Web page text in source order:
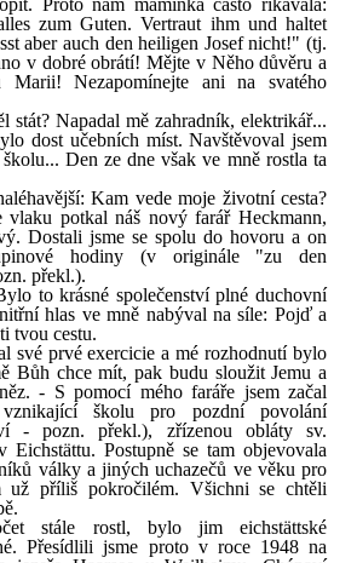
Proto nám maminka často říkávala:
zum Guten. Vertraut ihm und haltet
aber auch den heiligen Josef nicht!" (tj.
v dobré obrátí! Mějte v Něho důvěru a
Marii! Nezapomínejte ani na svatého
stát? Napadal mě zahradník, elektrikář...
dost učebních míst. Navštěvoval jsem
Den ze dne však ve mně rostla ta
Kam vede moje životní cesta?
potkal náš nový farář Heckmann,
Dostali jsme se spolu do hovoru a on
hodiny (v originále "zu den
překl.).
to krásné společenství plné duchovní
hlas ve mně nabýval na síle: Pojď a
tvou cestu.
své prvé exercicie a mé rozhodnutí bylo
Bůh chce mít, pak budu sloužit Jemu a
- S pomocí mého faráře jsem začal
vznikající školu pro pozdní povolání
- pozn. překl.), zřízenou obláty sv.
Eichstättu. Postupně se tam objevovala
války a jiných uchazečů ve věku pro
už příliš pokročilém. Všichni se chtěli
stále rostl, bylo jim eichstättské
Přesídlili jsme proto v roce 1948 na